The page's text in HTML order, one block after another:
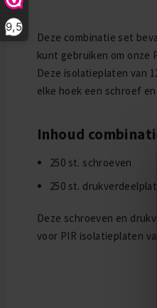
9,5
Deze combinatie set
kunt gebruiken om onze
Deze isolatieplaten van
elke hoek een schroef
Inhoud
250 st. schroeven
250 st.
Deze schroeven en
voor PIR isolatieplaten